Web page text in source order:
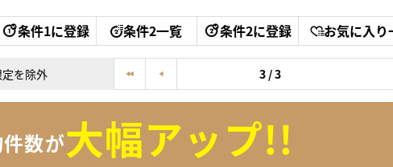
条件1に登録 条件2一覧 条件2に登録 お気に入り
を除外 3 / 3
数が大幅アップ!!